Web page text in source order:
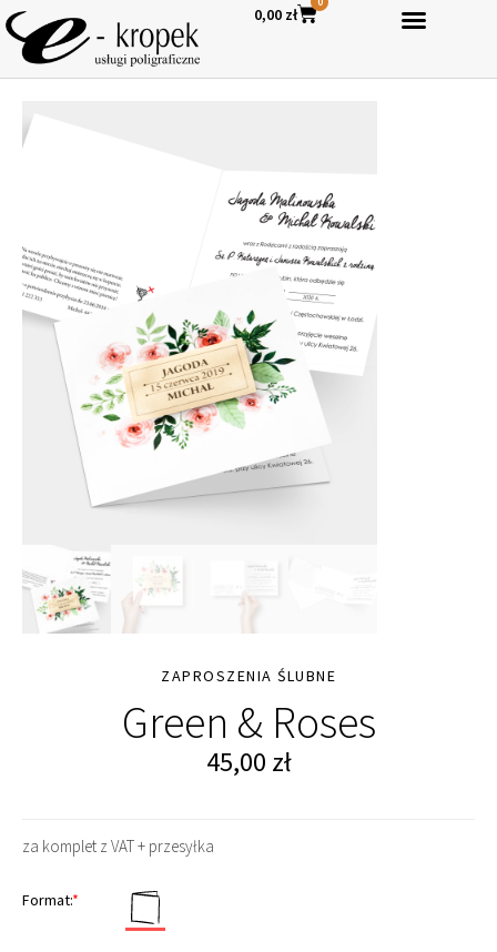
0,00 zł
ZAPROSZENIA ŚLUBNE
Green & Roses
45,00 zł
za komplet z VAT + przesyłka
Format:*